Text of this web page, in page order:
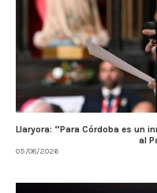
Llaryora: “Para Córdoba es un
al
05/08/2026